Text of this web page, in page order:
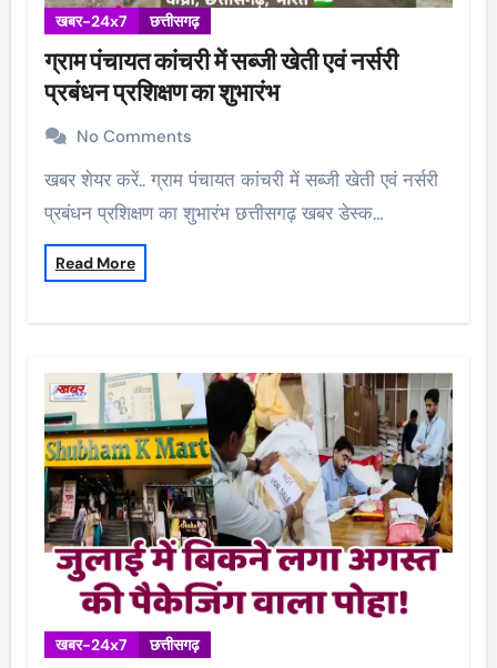
खबर-24x7 छत्तीसगढ़
ग्राम पंचायत कांचरी में सब्जी खेती एवं नर्सरी
प्रबंधन प्रशिक्षण का शुभारंभ
No Comments
खबर शेयर करें.. ग्राम पंचायत कांचरी में सब्जी खेती एवं नर्सरी
प्रबंधन प्रशिक्षण का शुभारंभ छत्तीसगढ़ खबर डेस्क…
Read More
खबर-24x7 छत्तीसगढ़